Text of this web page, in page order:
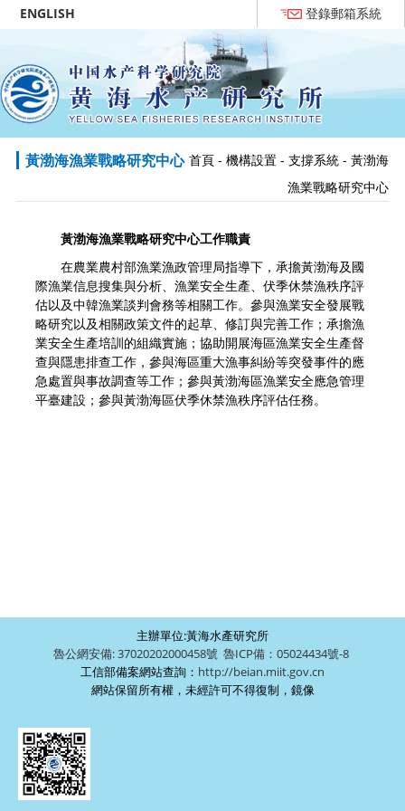
ENGLISH 登錄郵箱系統
黃渤海漁業戰略研究中心 首頁 -機構設置 -支撐系統 -黃渤海
漁業戰略研究中心
黃渤海漁業戰略研究中心工作職責
在農業農村部漁業漁政管理局指導下，承擔黃渤海及國
際漁業信息搜集與分析、漁業安全生產、伏季休禁漁秩序評
估以及中韓漁業談判會務等相關工作。參與漁業安全發展戰
略研究以及相關政策文件的起草、修訂與完善工作；承擔漁
業安全生產培訓的組織實施；協助開展海區漁業安全生產督
查與隱患排查工作，參與海區重大漁事糾紛等突發事件的應
急處置與事故調查等工作；參與黃渤海區漁業安全應急管理
平臺建設；參與黃渤海區伏季休禁漁秩序評估任務。
主辦單位:黃海水產研究所
魯公網安備: 37020202000458號 魯ICP備：05024434號-8
工信部備案網站查詢： http://beian.miit.gov.cn
網站保留所有權，未經許可不得復制，鏡像